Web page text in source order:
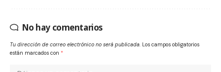
No hay comentarios
Tu dirección de correo electrónico no será publicada. Los campos obligatorios
están marcados con *